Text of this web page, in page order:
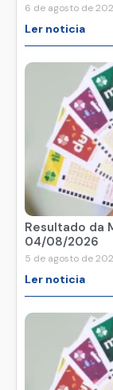
6 de agosto de
Ler noticia
Resultado da
04/08/2026
5 de agosto de
Ler noticia